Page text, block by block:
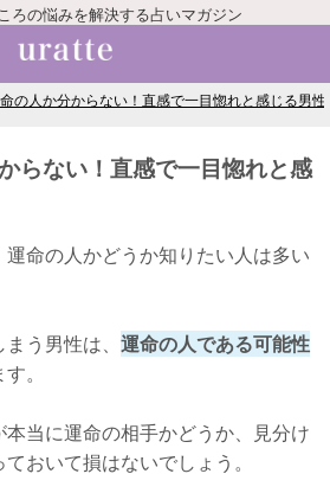
ろの悩みを解決する占いマガジン
の人か分からない！直感で一目惚れと感じる男
らない！直感で一目惚れと感
命の人かどうか知りたい人は多い
う男性は、 運命の人である可能性
。
当に運命の相手かどうか、見分け
おいて損はないでしょう。